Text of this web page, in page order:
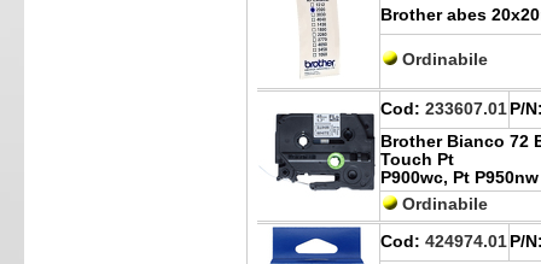
Brother abes
Ordinabile
Cod: 233607.01 P/
Brother Bianco 72
Touch Pt
P900wc, Pt P950nw
Ordinabile
Cod: 424974.01 P/